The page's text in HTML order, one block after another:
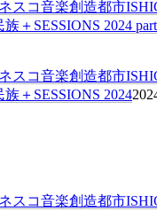
スコ音楽創造都市
＋SESSIONS 2024
スコ音楽創造都市
＋SESSIONS 2024
スコ音楽創造都市